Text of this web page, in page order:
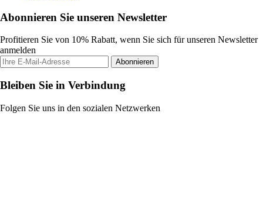
Abonnieren Sie unseren Newsletter
Profitieren Sie von 10% Rabatt, wenn Sie sich für unseren Newsletter
anmelden
Abonnieren
Bleiben Sie in Verbindung
Folgen Sie uns in den sozialen Netzwerken